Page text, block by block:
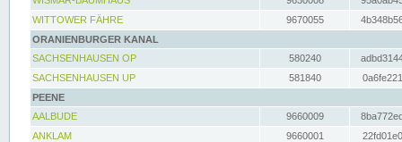
WITTOWER FÄHRE
9670055
ORANIENBURGER KANAL
SACHSENHAUSEN OP
580240
SACHSENHAUSEN UP
581840
PEENE
AALBUDE
9660009
ANKLAM
9660001